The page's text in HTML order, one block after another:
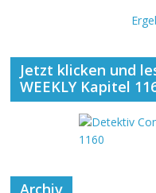
Jetzt klicken und
WEEKLY Kapitel
Archiv